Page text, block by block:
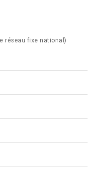
réseau fixe national)